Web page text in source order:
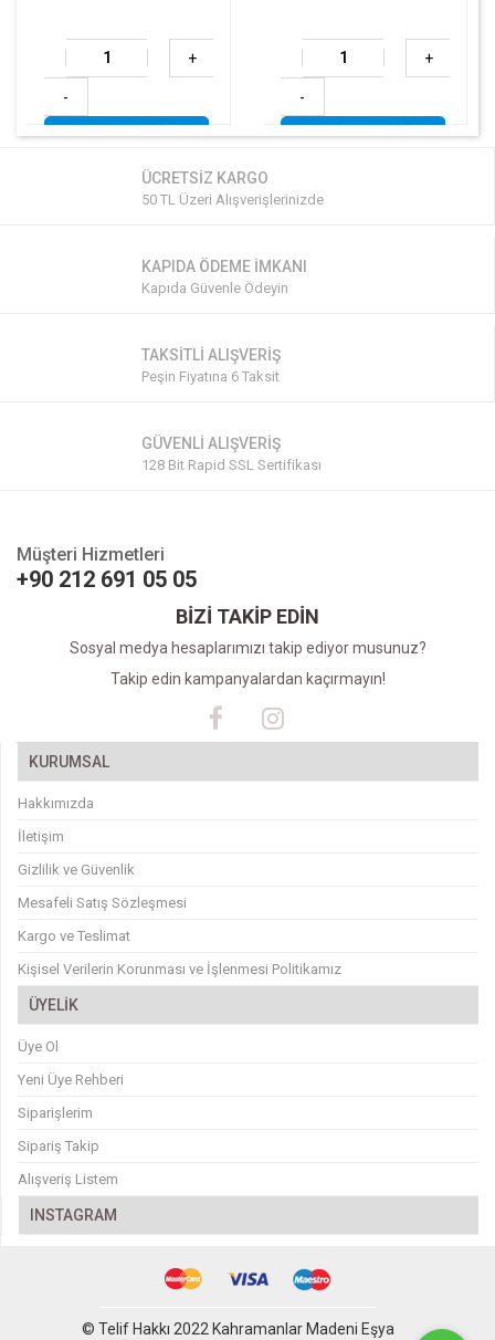
+
-
+
-
ÜCRETSİZ KARGO
50 TL Üzeri Alışverişlerinizde
KAPIDA ÖDEME İMKANI
Kapıda Güvenle Ödeyin
TAKSİTLİ ALIŞVERİŞ
Peşin Fiyatına 6 Taksit
GÜVENLİ ALIŞVERİŞ
128 Bit Rapid SSL Sertifikası
Müşteri Hizmetleri
+90 212 691 05 05
BİZİ TAKİP EDİN
Sosyal medya hesaplarımızı takip ediyor musunuz?
Takip edin kampanyalardan kaçırmayın!
KURUMSAL
Hakkımızda
İletişim
Gizlilik ve Güvenlik
Mesafeli Satış Sözleşmesi
Kargo ve Teslimat
Kişisel Verilerin Korunması ve İşlenmesi Politikamız
ÜYELİK
Üye Ol
Yeni Üye Rehberi
Siparişlerim
Sipariş Takip
Alışveriş Listem
INSTAGRAM
© Telif Hakkı 2022 Kahramanlar Madeni Eşya